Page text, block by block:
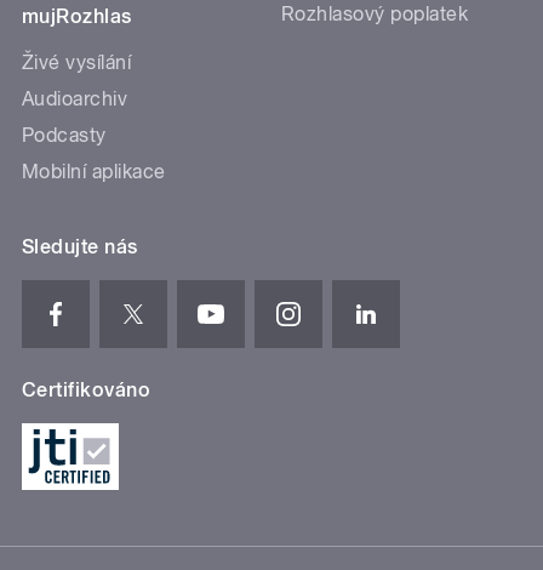
mujRozhlas
Živé vysílání
Audioarchiv
Podcasty
Mobilní aplikace
Rozhlasový poplatek
Sledujte nás
Certifikováno